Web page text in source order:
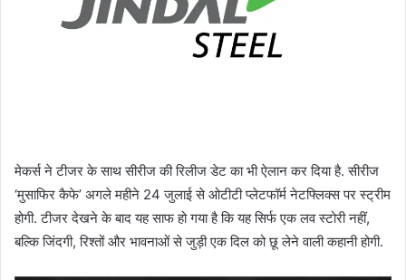
मेकर्स ने टीजर के साथ सीरीज की रिलीज डेट का भी ऐलान कर दिया है. सीरीज
‘मुसाफिर कैफे’ अगले महीने 24 जुलाई से ओटीटी प्लेटफॉर्म नेटफ्लिक्स पर स्ट्रीम
होगी. टीजर देखने के बाद यह साफ हो गया है कि यह सिर्फ एक लव स्टोरी नहीं,
बल्कि जिंदगी, रिश्तों और भावनाओं से जुड़ी एक दिल को छू लेने वाली कहानी होगी.